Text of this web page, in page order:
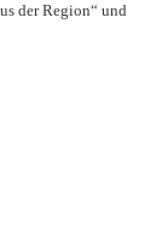
der Region“ und